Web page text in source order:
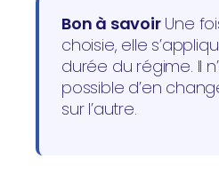
Bon à savoirUne
choisie, elle
durée du régime. Il
possible d’en
sur l’autre.